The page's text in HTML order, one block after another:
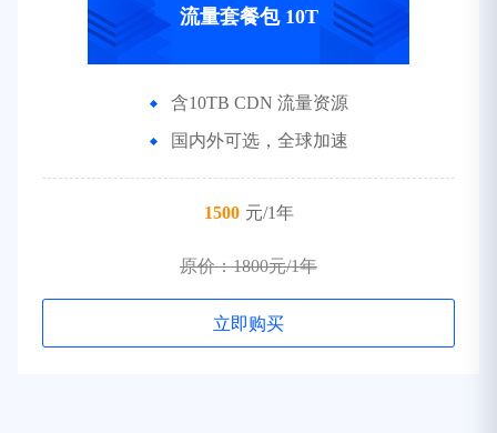
流量套餐包 10T
含10TB CDN 流量资源
国内外可选，全球加速
1500 元/1年
原价：1800元/1年
立即购买